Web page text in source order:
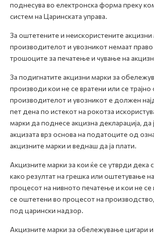
поднесува во електронска форма преку
систем на Царинската управа.
За оштетените и неискористените акцизни
производителот и увозникот немаат
трошоците за печатење и чување на
За подигнатите акцизни марки за
производи кои не се вратени или се
производителот и увозникот е должен
пет дена по истекот на рокотза
марки да поднесе акцизна декларација, да
акцизата врз основа на податоците од
акцизните марки и веднаш да ја плати.
Акцизните марки за кои ќе се утврди дека
како резултат на грешка или оштетување
процесот на нивното печатење и кои не се
се оштетени во процесот на
под царински надзор.
Акцизните марки за обележување цигари